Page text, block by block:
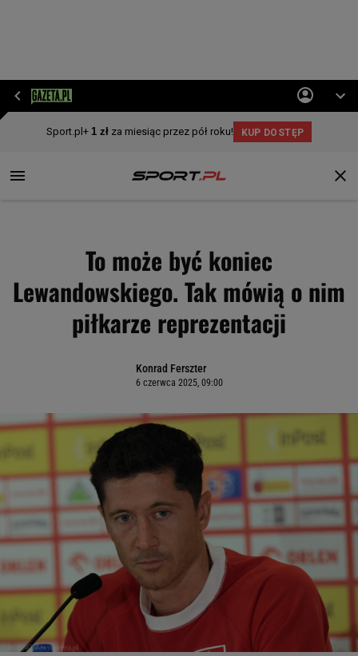
To może być koniec
Lewandowskiego. Tak mówią o nim
piłkarze reprezentacji
Konrad Ferszter
6 czerwca 2025, 09:00